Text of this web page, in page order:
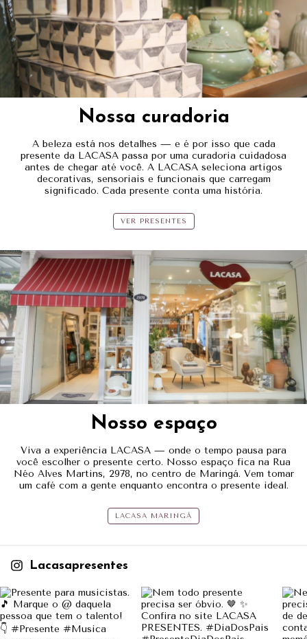
Nossa curadoria
A beleza está nos detalhes — e é por isso que cada
presente da LACASA passa por uma curadoria cuidadosa
antes de chegar até você. A LACASA seleciona artigos
decorativas, sensoriais e funcionais que carregam
significado. Cada presente conta uma história.
VER PRESENTES
Nosso espaço
Viva a experiência LACASA — onde o tempo pausa para
você escolher o presente certo. Nosso espaço fica na Rua
Néo Alves Martins, 2978, no centro de Maringá. Vem tomar
um café com a gente enquanto encontra o presente ideal.
LACASA MARINGÁ
Lacasapresentes